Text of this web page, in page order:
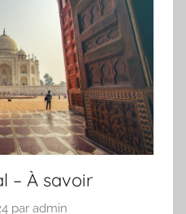
– À savoir
par admin